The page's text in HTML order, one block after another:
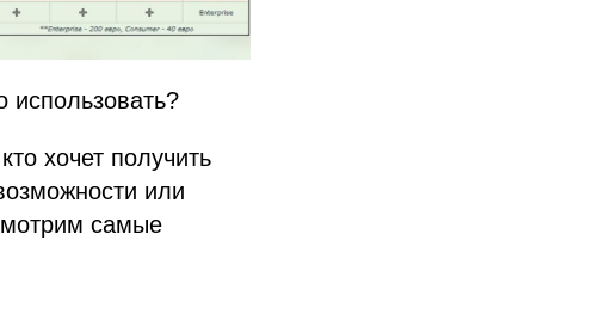
хочет получить
или
самые